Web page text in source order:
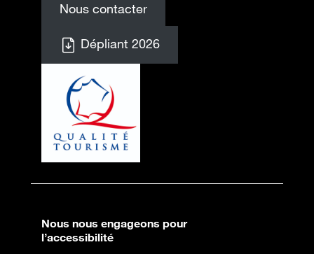
Nous contacter
Dépliant 2026
Nous nous engageons pour
l’accessibilité